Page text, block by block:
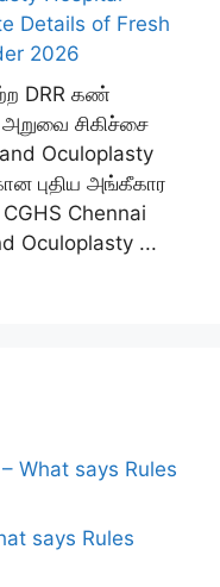
Details of Fresh
2026
DRR கண்
அறுவை சிகிச்சை
Oculoplasty
புதிய அங்கீகார
Chennai
Oculoplasty ...
What says Rules
says Rules